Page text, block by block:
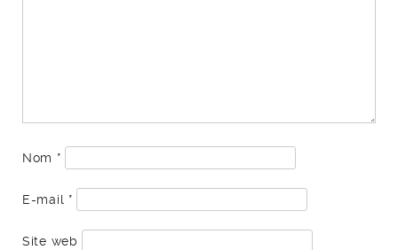
Nom *
E-mail *
Site web